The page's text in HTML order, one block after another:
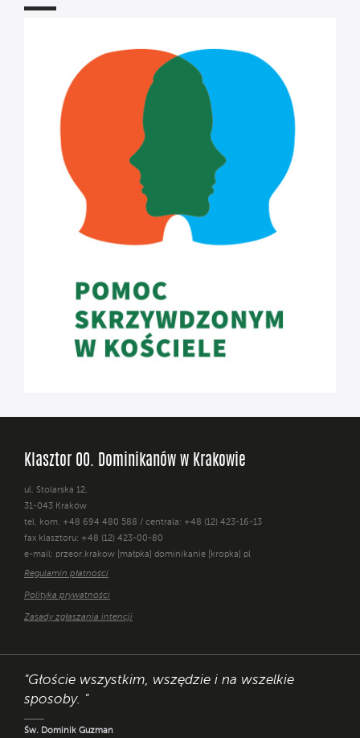
Klasztor OO. Dominikanów w Krakowie
ul. Stolarska 12,
31-043 Kraków
tel. kom. +48 694 480 588 / centrala: +48 (12) 423-16-13
fax klasztoru: +48 (12) 423-00-80
e-mail: przeor.krakow [małpka] dominikanie [kropka] pl
Regulamin płatności
Polityka prywatności
Zasady zgłaszania intencji
"Głoście wszystkim, wszędzie i na wszelkie
sposoby. "
Św. Dominik Guzman